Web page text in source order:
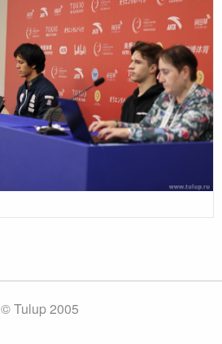
© Tulup 2005